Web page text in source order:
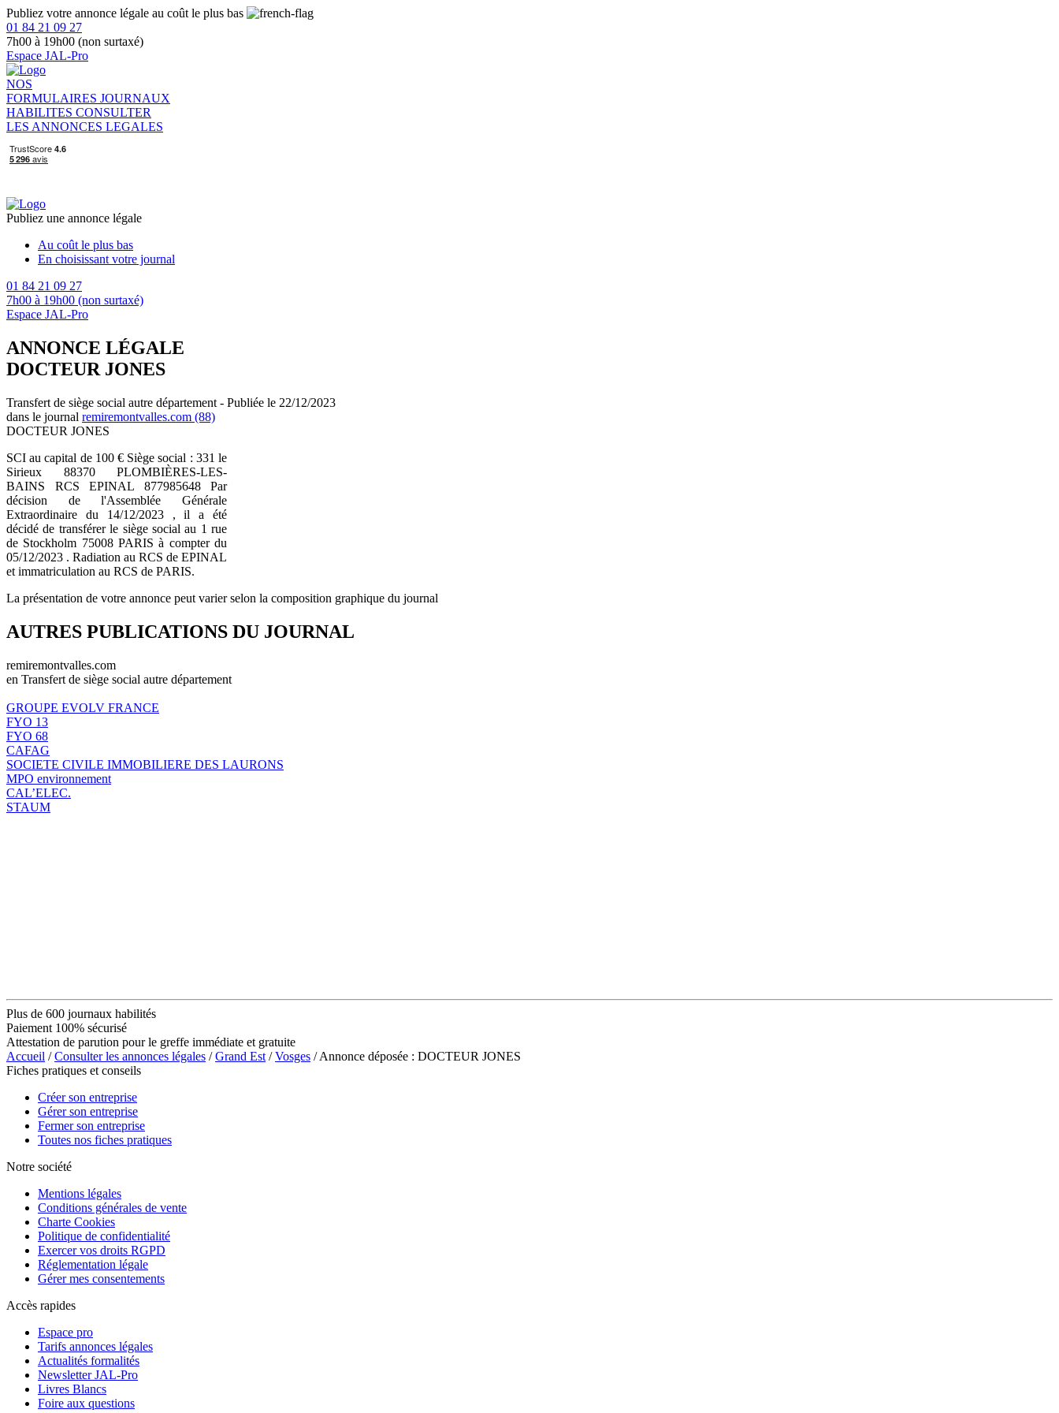
Publiez votre annonce légale au coût le plus bas
01 84 21 09 27
7h00 à 19h00 (non surtaxé)
Espace JAL-Pro
NOS
FORMULAIRES JOURNAUX
HABILITES CONSULTER
LES ANNONCES LEGALES
Publiez une annonce légale
Au coût le plus bas
En choisissant votre journal
01 84 21 09 27
7h00 à 19h00 (non surtaxé)
Espace JAL-Pro
ANNONCE LÉGALE
DOCTEUR JONES
Transfert de siège social autre département - Publiée le 22/12/2023
dans le journal remiremontvalles.com (88)
DOCTEUR JONES
SCI au capital de 100 € Siège social : 331 le
Sirieux 88370 PLOMBIÈRES-LES-
BAINS RCS EPINAL 877985648 Par
décision de l'Assemblée Générale
Extraordinaire du 14/12/2023 , il a été
décidé de transférer le siège social au 1 rue
de Stockholm 75008 PARIS à compter du
05/12/2023 . Radiation au RCS de EPINAL
et immatriculation au RCS de PARIS.
La présentation de votre annonce peut varier selon la composition graphique du journal
AUTRES PUBLICATIONS DU JOURNAL
remiremontvalles.com
en Transfert de siège social autre département
GROUPE EVOLV FRANCE
FYO 13
FYO 68
CAFAG
SOCIETE CIVILE IMMOBILIERE DES LAURONS
MPO environnement
CAL’ELEC.
STAUM
Plus de 600 journaux habilités
Paiement 100% sécurisé
Attestation de parution pour le greffe immédiate et gratuite
Accueil /Consulter les annonces légales /Grand Est /Vosges / Annonce déposée : DOCTEUR JONES
Fiches pratiques et conseils
Créer son entreprise
Gérer son entreprise
Fermer son entreprise
Toutes nos fiches pratiques
Notre société
Mentions légales
Conditions générales de vente
Charte Cookies
Politique de confidentialité
Exercer vos droits RGPD
Réglementation légale
Gérer mes consentements
Accès rapides
Espace pro
Tarifs annonces légales
Actualités formalités
Newsletter JAL-Pro
Livres Blancs
Foire aux questions